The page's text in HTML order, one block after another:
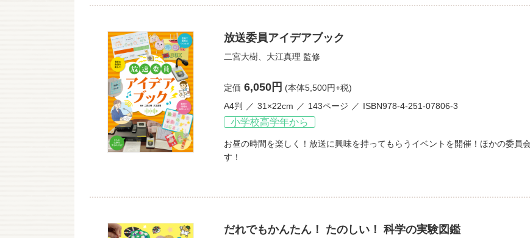
放送委員アイデアブック
二宮大樹 大江真理 監修
定価 6,050円 (本体5,500円+税)
A4判
31×22cm 143ページ ISBN978-4-251-07806-3
小学校高学年から
お昼の時間を楽しく！放送に興味を持ってもらうイベントを開催！ほかの委
す！
だれでもかんたん！ たのしい！ 科学の実験図鑑